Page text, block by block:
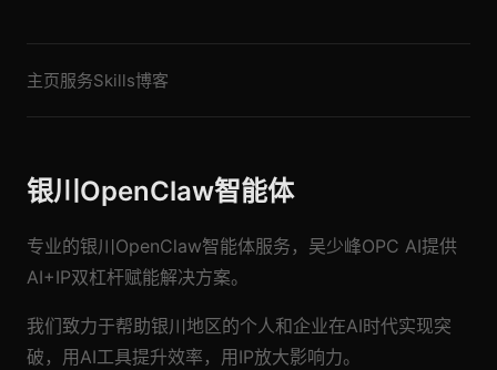
主页服务Skills博客
银川OpenClaw智能体
专业的银川OpenClaw智能体服务，吴少峰OPC AI提供
AI+IP双杠杆赋能解决方案。
我们致力于帮助银川地区的个人和企业在AI时代实现突
破，用AI工具提升效率，用IP放大影响力。